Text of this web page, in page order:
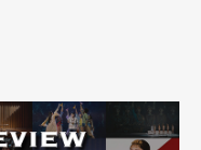
生活至如獲某種猶
的迴圈循環之中，